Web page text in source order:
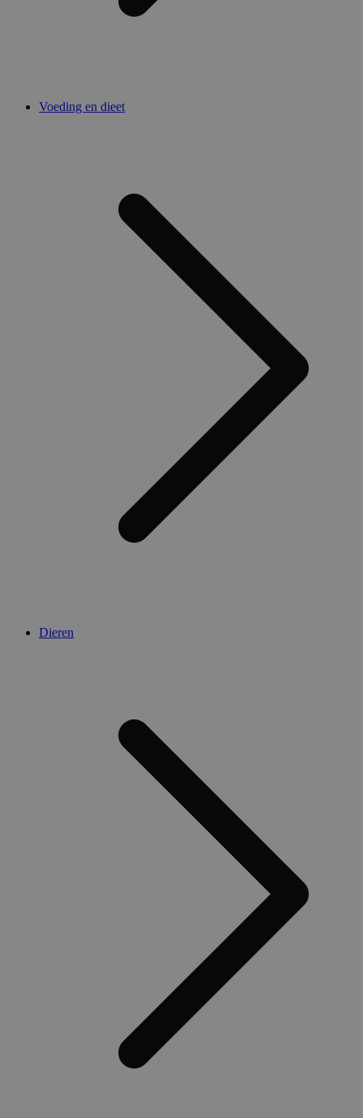
Voeding en dieet
Dieren